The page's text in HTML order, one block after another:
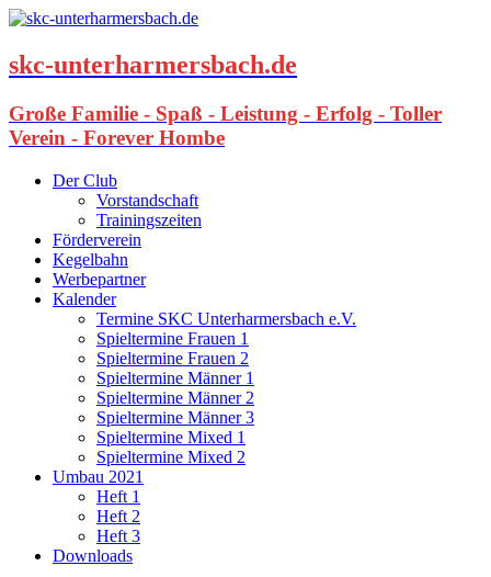
skc-unterharmersbach.de
Große Familie - Spaß - Leistung - Erfolg - Toller
Verein - Forever Hombe
Der Club
Vorstandschaft
Trainingszeiten
Förderverein
Kegelbahn
Werbepartner
Kalender
Termine SKC Unterharmersbach e.V.
Spieltermine Frauen 1
Spieltermine Frauen 2
Spieltermine Männer 1
Spieltermine Männer 2
Spieltermine Männer 3
Spieltermine Mixed 1
Spieltermine Mixed 2
Umbau 2021
Heft 1
Heft 2
Heft 3
Downloads